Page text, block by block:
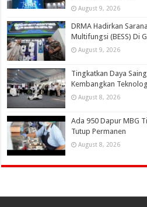
August 9, 2026
DRMA Hadirkan
Multifungsi (BESS) Di
August 9, 2026
Tingkatkan Daya
Kembangkan
August 8, 2026
Ada 950 Dapur MBG
Tutup Permanen
August 8, 2026